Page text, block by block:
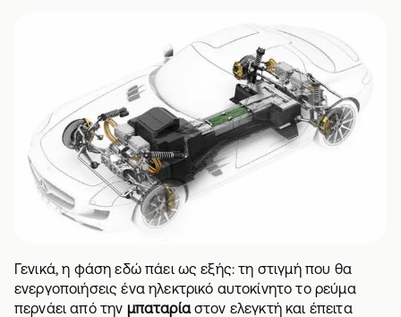
Γενικά, η φάση εδώ πάει ως εξής: τη στιγμή που θα
ενεργοποιήσεις ένα ηλεκτρικό αυτοκίνητο το ρεύμα
περνάει από την μπαταρίαστον ελεγκτή και έπειτα